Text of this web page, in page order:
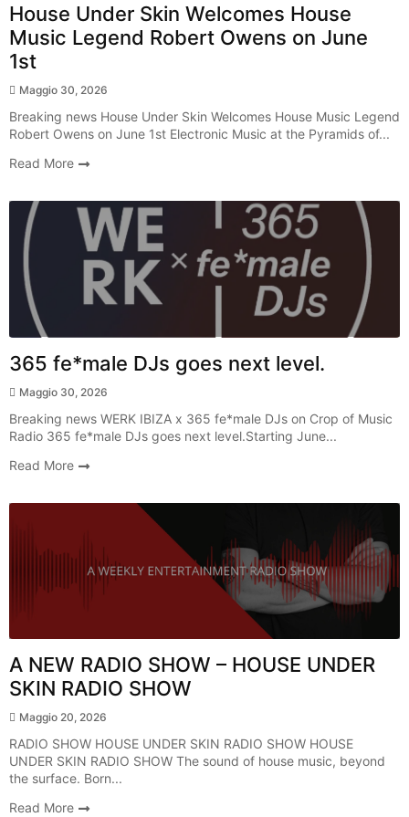
House Under Skin Welcomes House
Music Legend Robert Owens on June
1st
Maggio 30, 2026
Breaking news House Under Skin Welcomes House Music Legend
Robert Owens on June 1st Electronic Music at the Pyramids of...
Read More
Radio Show
365 fe*male DJs goes next level.
Maggio 30, 2026
Breaking news WERK IBIZA x 365 fe*male DJs on Crop of Music
Radio 365 fe*male DJs goes next level.Starting June...
Read More
A NEW RADIO SHOW – HOUSE UNDER
SKIN RADIO SHOW
Maggio 20, 2026
RADIO SHOW HOUSE UNDER SKIN RADIO SHOW HOUSE
UNDER SKIN RADIO SHOW The sound of house music, beyond
the surface. Born...
Read More